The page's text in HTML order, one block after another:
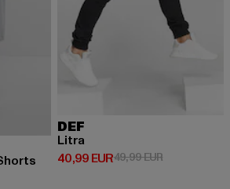
EUR
DEF
Litra
40,99 EUR
Derzeitiger Preis: 40,99 EUR
49,99 EURAktionspreis: